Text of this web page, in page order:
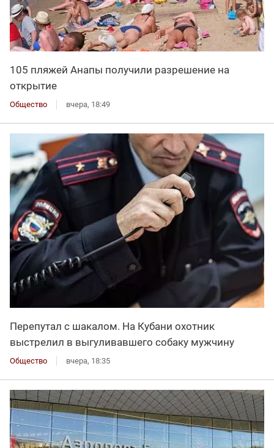
105 пляжей Анапы получили разрешение на
открытие
Общество вчера, 18:49
Перепутал с шакалом. На Кубани охотник
выстрелил в выгуливавшего собаку мужчину
Общество вчера, 18:35